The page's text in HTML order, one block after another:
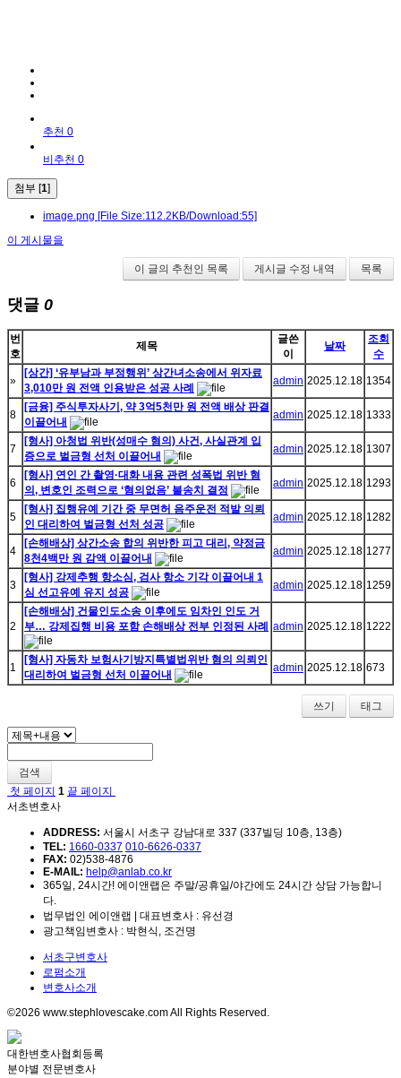
추천 0
비추천 0
첨부 [1]
image.png [File Size:112.2KB/Download:55]
이 게시물을
이 글의 추천인 목록 게시글 수정 내역 목록
댓글 0
번
호
제목
글쓴
이
날짜
조회
수
»
[상간] ‘유부남과 부정행위’ 상간녀소송에서 위자료
3,010만 원 전액 인용받은 성공 사례
admin 2025.12.18 1354
8
[금융] 주식투자사기, 약 3억5천만 원 전액 배상 판결
이끌어내
admin 2025.12.18 1333
7
[형사] 아청법 위반(성매수 혐의) 사건, 사실관계 입
증으로 벌금형 선처 이끌어내
admin 2025.12.18 1307
6
[형사] 연인 간 촬영·대화 내용 관련 성폭법 위반 혐
의, 변호인 조력으로 ‘혐의없음’ 불송치 결정
admin 2025.12.18 1293
5
[형사] 집행유예 기간 중 무면허 음주운전 적발 의뢰
인 대리하여 벌금형 선처 성공
admin 2025.12.18 1282
4
[손해배상] 상간소송 합의 위반한 피고 대리, 약정금
8천4백만 원 감액 이끌어내
admin 2025.12.18 1277
3
[형사] 강제추행 항소심, 검사 항소 기각 이끌어내 1
심 선고유예 유지 성공
admin 2025.12.18 1259
2
[손해배상] 건물인도소송 이후에도 임차인 인도 거
부… 강제집행 비용 포함 손해배상 전부 인정된 사례
admin 2025.12.18 1222
1
[형사] 자동차 보험사기방지특별법위반 혐의 의뢰인
대리하여 벌금형 선처 이끌어내
admin 2025.12.18 673
쓰기 태그
검색
첫 페이지 1 끝 페이지
서초변호사
ADDRESS: 서울시 서초구 강남대로 337 (337빌딩 10층, 13층)
TEL: 1660-0337 010-6626-0337
FAX: 02)538-4876
E-MAIL: help@anlab.co.kr
365일, 24시간! 에이앤랩은 주말/공휴일/야간에도 24시간 상담 가능합니
다.
법무법인 에이앤랩 | 대표변호사 : 유선경
광고책임변호사 : 박현식, 조건명
서초구변호사
로펌소개
변호사소개
©2026 www.stephlovescake.com All Rights Reserved.
대한변호사협회등록
분야별 전문변호사